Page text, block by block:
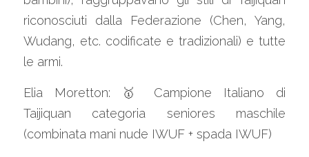
riconosciuti dalla Federazione (Chen, Yang,
Wudang, etc. codificate e tradizionali) e tutte
le armi.
Elia Moretton: 🥇 Campione Italiano di
Taijiquan categoria seniores maschile
(combinata mani nude IWUF + spada IWUF)